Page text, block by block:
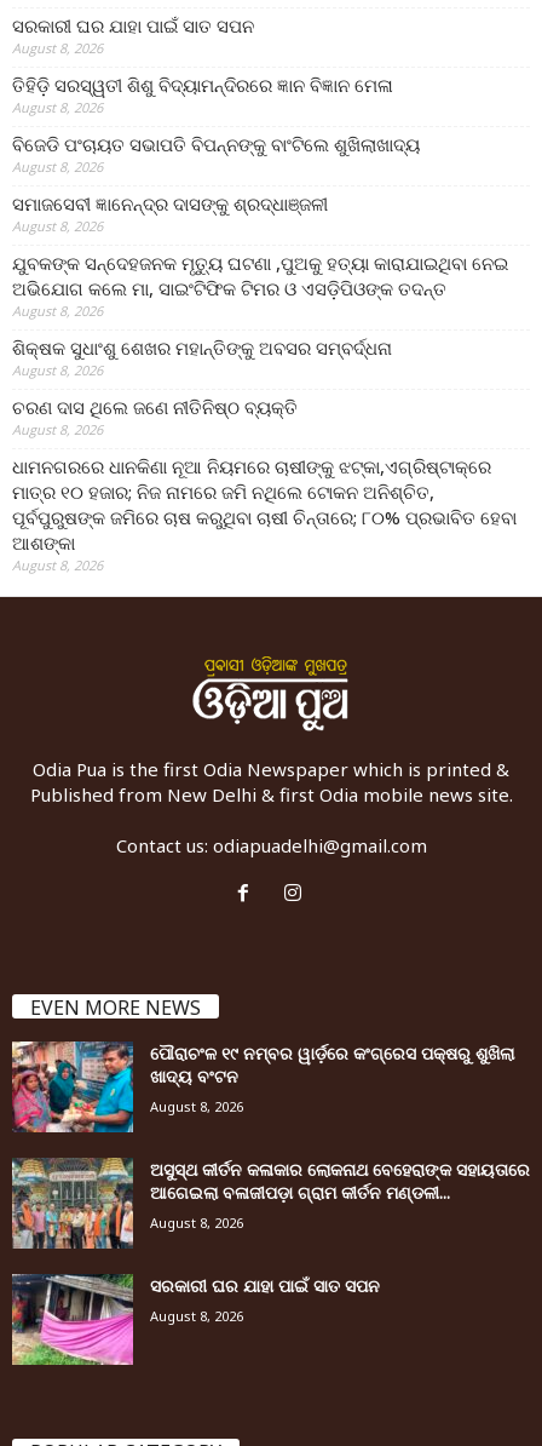
ସରକାରୀ ଘର ଯାହା ପାଇଁ ସାତ ସପନ
August 8, 2026
ତିହିଡି଼ ସରସ୍ୱତୀ ଶିଶୁ ବିଦ୍ୟାମନ୍ଦିରରେ ଜ୍ଞାନ ବିଜ୍ଞାନ ମେଳା
August 8, 2026
ବିଜେଡି ପଂଚାୟତ ସଭାପତି ବିପନ୍ନଙ୍କୁ ବାଂଟିଲେ ଶୁଖିଲାଖାଦ୍ୟ
August 8, 2026
ସମାଜସେବୀ ଜ୍ଞାନେନ୍ଦ୍ର ଦାସଙ୍କୁ ଶ୍ରଦ୍ଧାଞ୍ଜଳୀ
August 8, 2026
ଯୁବକଙ୍କ ସନ୍ଦେହଜନକ ମୃତ୍ୟୁ ଘଟଣା ,ପୁଅକୁ ହତ୍ୟା କାରାଯାଇଥିବା ନେଇ
ଅଭିଯୋଗ କଲେ ମା, ସାଇଂଟିଫିକ ଟିମର ଓ ଏସଡ଼ିପିଓଙ୍କ ତଦନ୍ତ
August 8, 2026
ଶିକ୍ଷକ ସୁଧାଂଶୁ ଶେଖର ମହାନ୍ତିଙ୍କୁ ଅବସର ସମ୍ବର୍ଦ୍ଧନା
August 8, 2026
ଚରଣ ଦାସ ଥିଲେ ଜଣେ ନୀତିନିଷ୍ଠ ବ୍ୟକ୍ତି
August 8, 2026
ଧାମନଗରରେ ଧାନକିଣା ନୂଆ ନିୟମରେ ଚାଷୀଙ୍କୁ ଝଟ୍‌କା,ଏଗ୍ରିଷ୍ଟାକ୍‌ରେ
ମାତ୍ର ୧୦ ହଜାର; ନିଜ ନାମରେ ଜମି ନଥିଲେ ଟୋକନ ଅନିଶ୍ଚିତ,
ପୂର୍ବପୁରୁଷଙ୍କ ଜମିରେ ଚାଷ କରୁଥିବା ଚାଷୀ ଚିନ୍ତାରେ; ୮୦% ପ୍ରଭାବିତ ହେବା
ଆଶଙ୍କା
August 8, 2026
Odia Pua is the first Odia Newspaper which is printed &
Published from New Delhi & first Odia mobile news site.
Contact us: odiapuadelhi@gmail.com
EVEN MORE NEWS
ପୌରାଚଂଳ ୧୯ ନମ୍ବର ୱାର୍ଡ଼ରେ କଂଗ୍ରେସ ପକ୍ଷରୁ ଶୁଖିଲା
ଖାଦ୍ୟ ବଂଟନ
August 8, 2026
ଅସୁସ୍ଥ କୀର୍ତନ କଳାକାର ଲୋକନାଥ ବେହେରାଙ୍କ ସହାୟତାରେ
ଆଗେଇଲା ବଳାଜୀପଡ଼ା ଗ୍ରାମ କୀର୍ତନ ମଣ୍ଡଳୀ...
August 8, 2026
ସରକାରୀ ଘର ଯାହା ପାଇଁ ସାତ ସପନ
August 8, 2026